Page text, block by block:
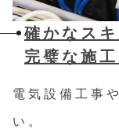
確かなス
完璧な施工
電気設備工事
い。